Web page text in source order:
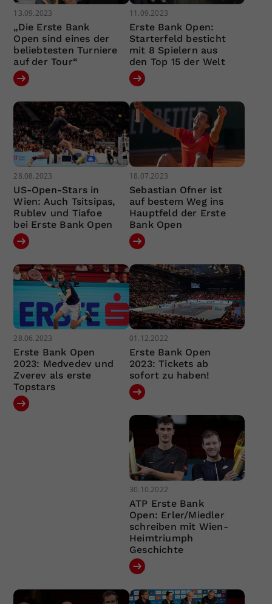
13.09.2023
„Die Erste Bank
Open sind eines der
beliebtesten Turniere
auf der Tour“
11.09.2023
Erste Bank Open:
Starterfeld besticht
mit 8 Spielern aus
den Top 15 der Welt
28.08.2023
US-Open-Stars in
Wien: Auch Tsitsipas,
Rublev und Tiafoe
bei Erste Bank Open
18.07.2023
Sebastian Ofner ist
auf bestem Weg ins
Hauptfeld der Erste
Bank Open
28.06.2023
Erste Bank Open
2023: Medvedev und
Zverev als erste
Topstars
01.12.2022
Erste Bank Open
2023: Tickets ab
sofort zu haben!
30.10.2022
ATP Erste Bank
Open: Erler/Miedler
schreiben mit Wien-
Heimtriumph
Geschichte